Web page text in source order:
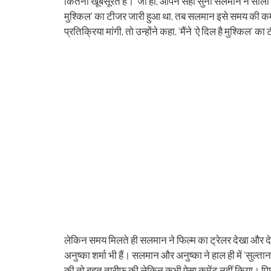
मुश्किल’ का टीजर जारी हुआ था, तब सलमान इसे समय की
प्रतिक्रिया मांगी, तो उन्होंने कहा, ‘मैंने ‘ऐ दिल है मुश्किल’
लेकिन समय मिलते ही सलमान ने फिल्म का ट्रेलर देखा और देखते
अनुष्का शर्मा भी हैं। सलमान और अनुष्का ने हाल ही में